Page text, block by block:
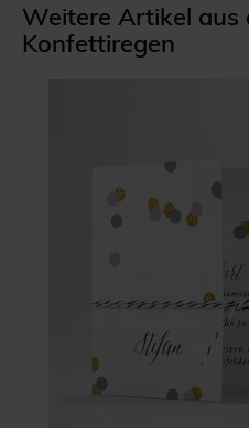
Weitere Artikel aus
Konfettiregen